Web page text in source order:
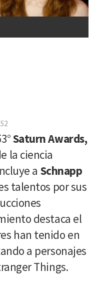
Saturn Awards,
la ciencia
a Schnapp
talentos por sus
destaca el
han tenido en
a personajes
Things.